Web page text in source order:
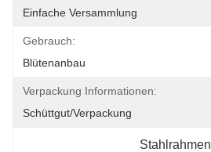
Einfache Versammlung
Gebrauch:
Blütenanbau
Verpackung Informationen:
Schüttgut/Verpackung
Stahlrahmen